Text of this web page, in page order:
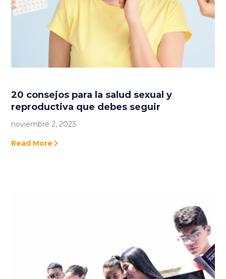
20 consejos para la salud sexual y
reproductiva que debes seguir
noviembre 2, 2023
Read More